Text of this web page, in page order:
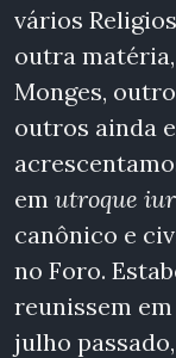
vários
outra
Monges,
outros ainda
em utroque
canônico e
no Foro.
reunissem
julho